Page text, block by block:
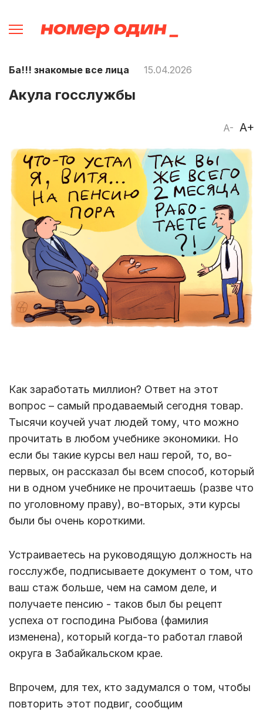
Ба!!! знакомые все лица 15.04.2026
Акула госслужбы
A- A+
Как заработать миллион? Ответ на этот
вопрос – самый продаваемый сегодня товар.
Тысячи коучей учат людей тому, что можно
прочитать в любом учебнике экономики. Но
если бы такие курсы вел наш герой, то, во-
первых, он рассказал бы всем способ, который
ни в одном учебнике не прочитаешь (разве что
по уголовному праву), во-вторых, эти курсы
были бы очень короткими.
Устраиваетесь на руководящую должность на
госслужбе, подписываете документ о том, что
ваш стаж больше, чем на самом деле, и
получаете пенсию - таков был бы рецепт
успеха от господина Рыбова (фамилия
изменена), который когда-то работал главой
округа в Забайкальском крае.
Впрочем, для тех, кто задумался о том, чтобы
повторить этот подвиг, сообщим